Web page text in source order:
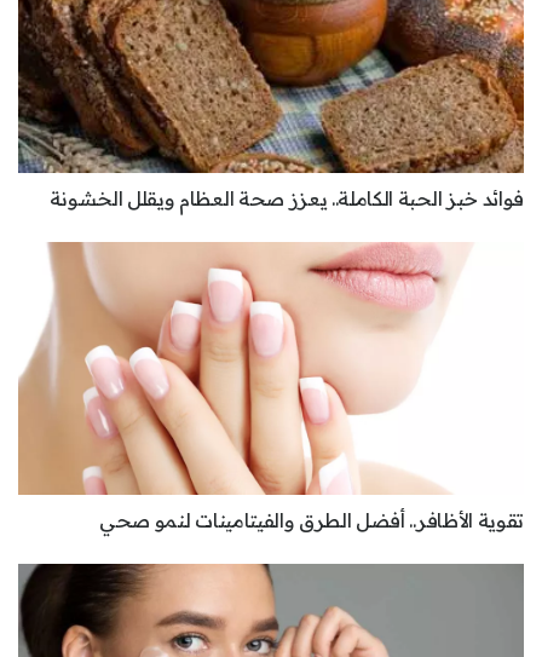
فوائد خبز الحبة الكاملة.. يعزز صحة العظام ويقلل الخشونة
تقوية الأظافر.. أفضل الطرق والفيتامينات لنمو صحي